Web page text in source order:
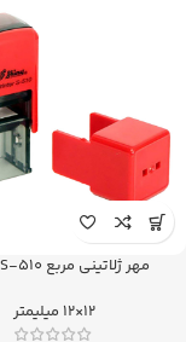
مهر ژلاتینی مربع Shiny S-510
12×12 میلیمتر